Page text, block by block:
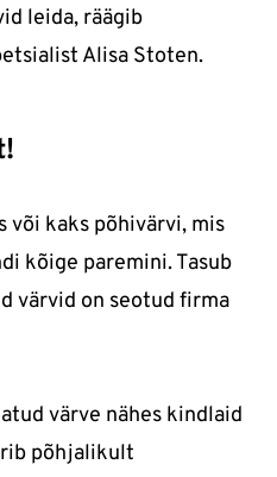
leida, räägib
Alisa Stoten.
või kaks põhivärvi, mis
kõige paremini. Tasub
värvid on seotud firma
värve nähes kindlaid
põhjalikult